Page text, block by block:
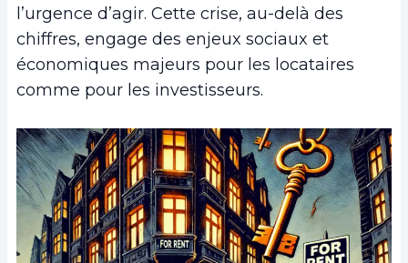
l’urgence d’agir. Cette crise, au-delà des
chiffres, engage des enjeux sociaux et
économiques majeurs pour les locataires
comme pour les investisseurs.